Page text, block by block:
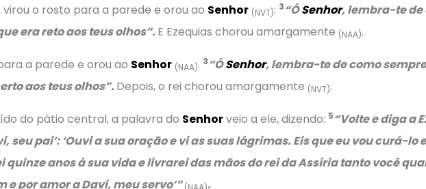
virou o rosto para a parede e orou ao Senhor (NVT): 3“ÓSenhor, lembra-te de
era reto aos teus olhos”.E Ezequias chorou amargamente (NAA).
a parede e orou ao Senhor (NAA). 3“ÓSenhor, lembra-te de como
aos teus olhos”.Depois, o rei chorou amargamente (NVT).
do pátio central, a palavra do Senhorveio a ele, dizendo: 5“Volte e diga a
seu pai’:‘Ouvi a sua oração e vi as suas lágrimas. Eis que eu vou curá-lo
quinze anos à sua vida e livrarei das mãos do rei da Assíria tanto você
por amor a Davi, meu servo’”
.